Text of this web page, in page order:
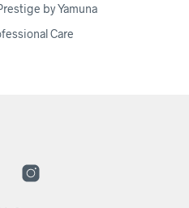
by Yamuna
Care